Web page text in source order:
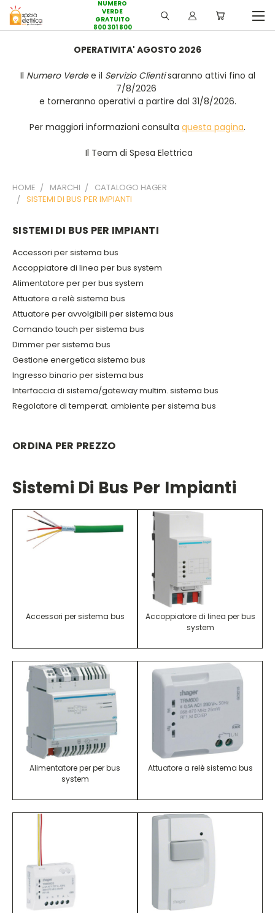
NUMERO
VERDE
GRATUITO
800 301 800
OPERATIVITA' AGOSTO 2026
Il Numero Verdee il Servizio Clientisaranno attivi fino al
7/8/2026
e torneranno operativi a partire dal 31/8/2026.
Per maggiori informazioni consulta questa pagina.
Il Team di Spesa Elettrica
HOME MARCHI
CATALOGO HAGER
SISTEMI DI BUS PER IMPIANTI
SISTEMI DI BUS PER IMPIANTI
Accessori per sistema bus
Accoppiatore di linea per bus system
Alimentatore per per bus system
Attuatore a relè sistema bus
Attuatore per avvolgibili per sistema bus
Comando touch per sistema bus
Dimmer per sistema bus
Gestione energetica sistema bus
Ingresso binario per sistema bus
Interfaccia di sistema/gateway multim. sistema bus
Regolatore di temperat. ambiente per sistema bus
ORDINA PER PREZZO
Sistemi Di Bus Per Impianti
Accessori per sistema bus
Accoppiatore di linea per bus
system
Alimentatore per per bus
system
Attuatore a relè sistema bus